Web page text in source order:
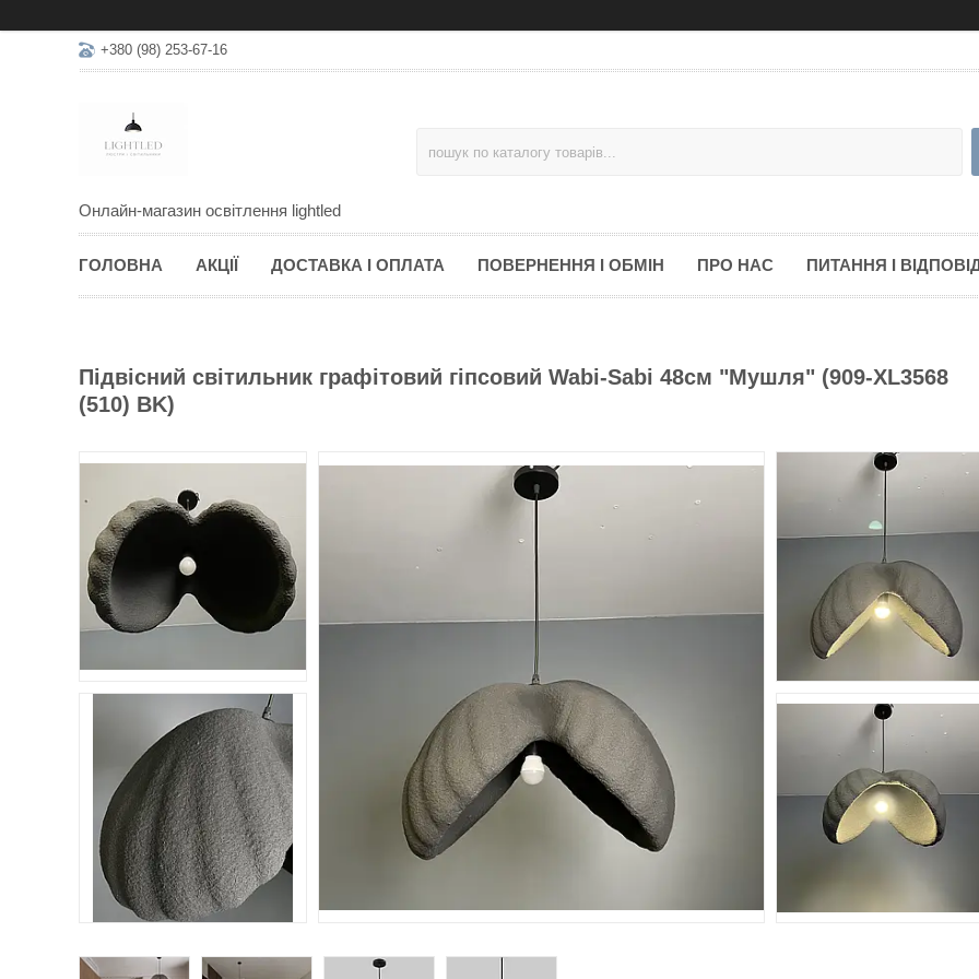
+380 (98) 253-67-16
Онлайн-магазин освітлення lightled
ГОЛОВНА АКЦІЇ ДОСТАВКА І ОПЛАТА ПОВЕРНЕННЯ І ОБМІН ПРО НАС ПИТАННЯ І
Підвісний світильник графітовий гіпсовий Wabi-Sabi 48см "Мушля" (909-XL3568
(510) BK)